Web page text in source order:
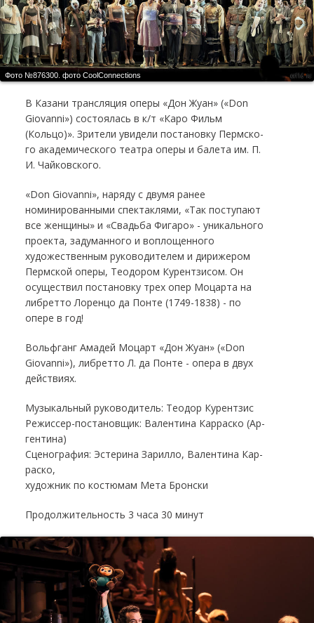
Фото №876300. фото CoolСonnections
В Казани трансляция оперы «Дон Жуан» («Don
Giovanni») состоялась в к/т «Каро Фильм
(Кольцо)». Зрители увидели постановку Перм­ско­
го ака­де­ми­че­ско­го те­ат­ра опе­ры и ба­ле­та им. П.
И. Чай­ков­ско­го.
«Don Giovanni», наряду с двумя ранее
номинированными спектаклями, «Так поступают
все женщины» и «Свадьба Фигаро» - уникального
проекта, задуманного и воплощенного
художественным руководителем и дирижером
Пермской оперы, Теодором Курентзисом. Он
осуществил постановку трех опер Моцарта на
либретто Лоренцо да Понте (1749-1838) - по
опере в год!
Вольф­ганг Ама­дей Мо­царт «Дон Жуан» («Don
Giovanni»), либ­рет­то Л. да Пон­те - опе­ра в двух
дей­стви­ях.
Му­зы­каль­ный ру­ко­во­ди­тель: Тео­дор Ку­рент­зис
Ре­жис­сер-по­ста­нов­щик: Ва­лен­ти­на Кар­рас­ко (Ар­
ген­ти­на)
Сце­но­гра­фия: Эс­те­ри­на ­За­рил­ло, Ва­лен­ти­на Кар­
рас­ко,
ху­дож­ник по ко­стю­мам Мета Брон­ски
Про­дол­жи­тель­ность 3 часа 30 ми­нут